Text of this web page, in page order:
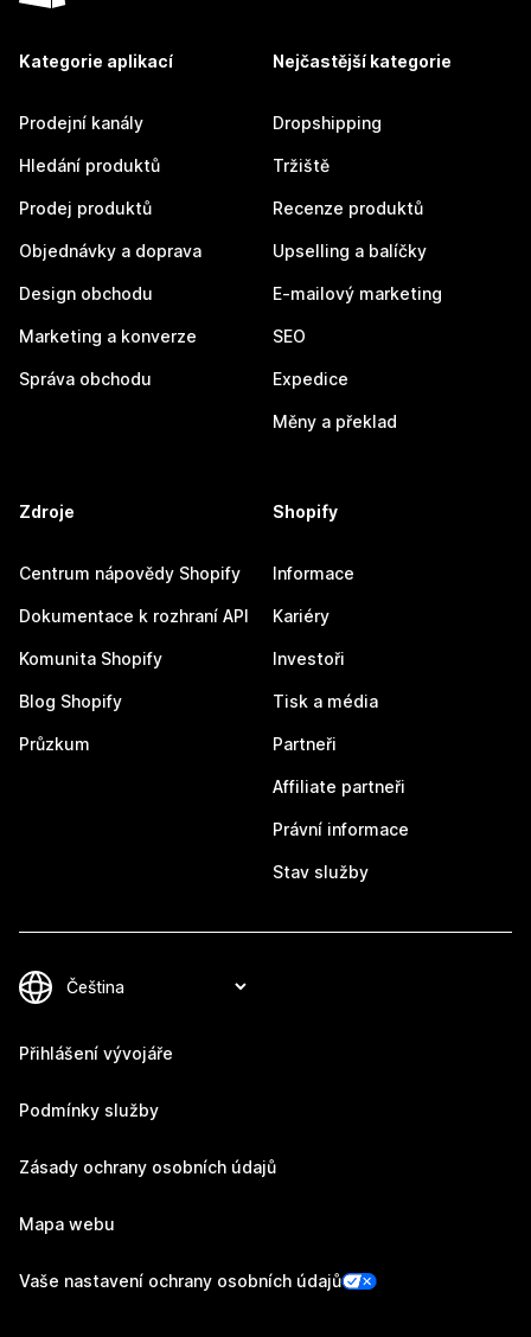
Kategorie aplikací
Prodejní kanály
Hledání produktů
Prodej produktů
Objednávky a doprava
Design obchodu
Marketing a konverze
Správa obchodu
Nejčastější kategorie
Dropshipping
Tržiště
Recenze produktů
Upselling a balíčky
E-mailový marketing
SEO
Expedice
Měny a překlad
Zdroje
Centrum nápovědy Shopify
Dokumentace k rozhraní API
Komunita Shopify
Blog Shopify
Průzkum
Shopify
Informace
Kariéry
Investoři
Tisk a média
Partneři
Affiliate partneři
Právní informace
Stav služby
Přihlášení vývojáře
Podmínky služby
Zásady ochrany osobních údajů
Mapa webu
Vaše nastavení ochrany osobních údajů